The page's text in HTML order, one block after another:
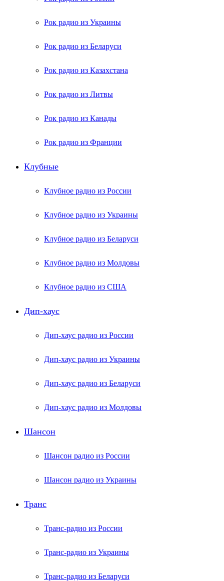
Рок радио из Украины
Рок радио из Беларуси
Рок радио из Казахстана
Рок радио из Литвы
Рок радио из Канады
Рок радио из Франции
Клубные
Клубное радио из России
Клубное радио из Украины
Клубное радио из Беларуси
Клубное радио из Молдовы
Клубное радио из США
Дип-хаус
Дип-хаус радио из России
Дип-хаус радио из Украины
Дип-хаус радио из Беларуси
Дип-хаус радио из Молдовы
Шансон
Шансон радио из России
Шансон радио из Украины
Транс
Транс-радио из России
Транс-радио из Украины
Транс-радио из Беларуси